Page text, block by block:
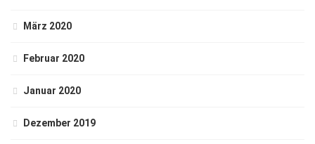
März 2020
Februar 2020
Januar 2020
Dezember 2019